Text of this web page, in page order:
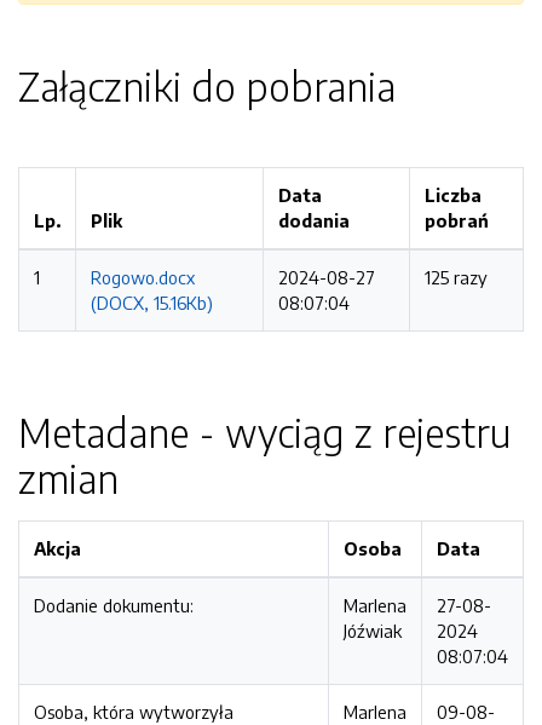
Załączniki do pobrania
Lp. Plik
Data
dodania
Liczba
pobrań
1
Rogowo.docx
(DOCX, 15.16Kb)
2024-08-27
08:07:04
125 razy
Metadane - wyciąg z rejestru
zmian
Akcja Osoba Data
Dodanie dokumentu:
Marlena
Jóźwiak
27-08-
2024
08:07:04
Osoba, która wytworzyła
Marlena
09-08-